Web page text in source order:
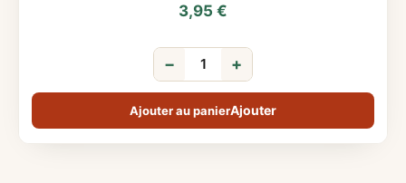
3,95 €
− +
Ajouter au panier